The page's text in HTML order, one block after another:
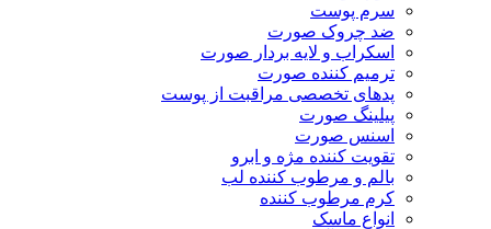
سرم پوست
ضد چروک صورت
اسکراب و لایه بردار صورت
ترمیم کننده صورت
پدهای تخصصی مراقبت از پوست
پیلینگ صورت
اسنس صورت
تقویت کننده مژه و ابرو
بالم و مرطوب کننده لب
کرم مرطوب کننده
انواع ماسک